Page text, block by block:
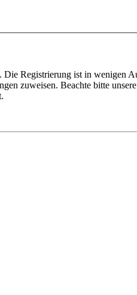
Registrierung ist in
zuweisen. Beachte bitte